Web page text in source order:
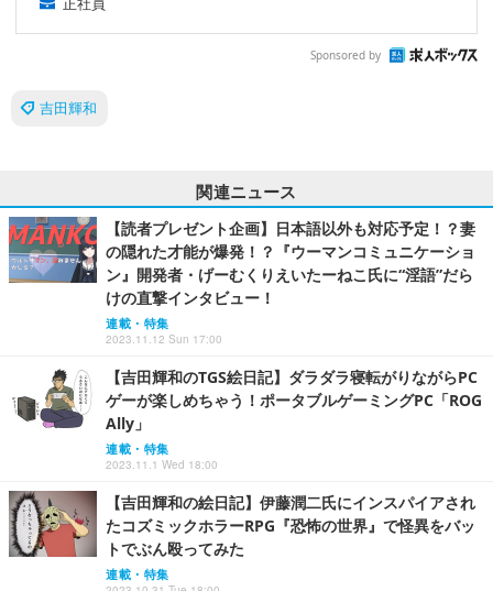
Sponsored by
吉田輝和
関連ニュース
【読者プレゼント企画】日本語以外も対応予定！？妻
の隠れた才能が爆発！？『ウーマンコミュニケーショ
ン』開発者・げーむくりえいたーねこ氏に“淫語”だら
けの直撃インタビュー！
連載・特集
2023.11.12 Sun 17:00
【吉田輝和のTGS絵日記】ダラダラ寝転がりながらPC
ゲーが楽しめちゃう！ポータブルゲーミングPC「ROG
Ally」
連載・特集
2023.11.1 Wed 18:00
【吉田輝和の絵日記】伊藤潤二氏にインスパイアされ
たコズミックホラーRPG『恐怖の世界』で怪異をバッ
トでぶん殴ってみた
連載・特集